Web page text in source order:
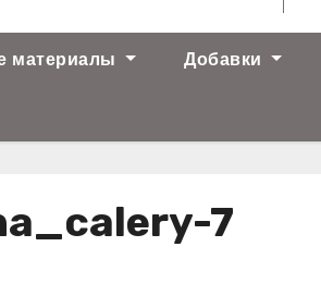
материалы Добавки
7